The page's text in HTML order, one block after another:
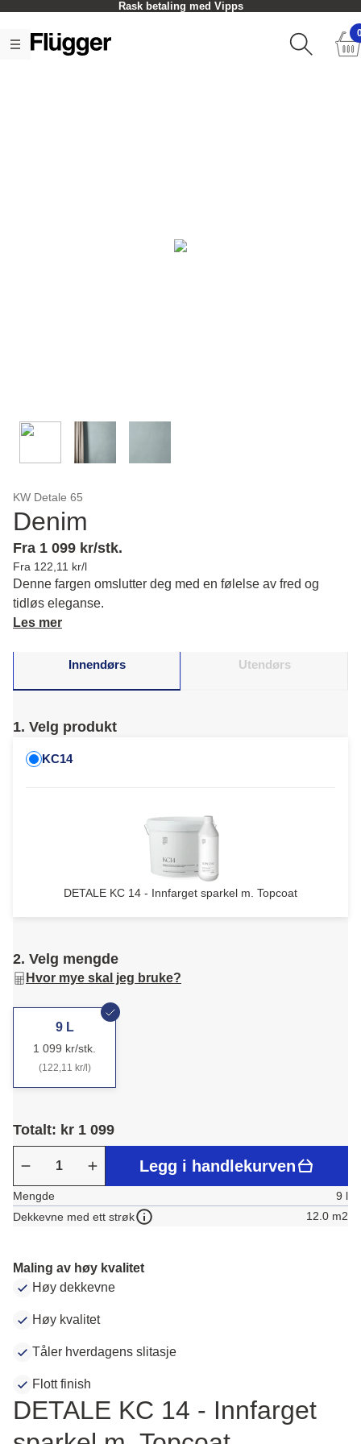
Rask betaling med Vipps
KW Detale 65
Denim
Fra 1 099 kr/stk.
Fra 122,11 kr/l
Denne fargen omslutter deg med en følelse av fred og
tidløs eleganse.
Les mer
Innendørs Utendørs
1. Velg produkt
KC14
DETALE KC 14 - Innfarget sparkel m. Topcoat
2. Velg mengde
Hvor mye skal jeg bruke?
9 L
1 099 kr/stk.
(122,11 kr/l)
Totalt: kr 1 099
Legg i handlekurven
Mengde
9 l
Dekkevne med ett strøk
12.0 m2
Maling av høy kvalitet
Høy dekkevne
Høy kvalitet
Tåler hverdagens slitasje
Flott finish
DETALE KC 14 - Innfarget